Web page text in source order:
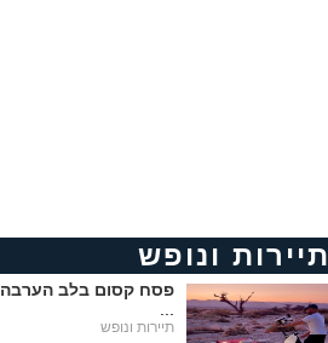
תיירות ונופש
פסח קסום בלב הערבה
תיירות ונופש